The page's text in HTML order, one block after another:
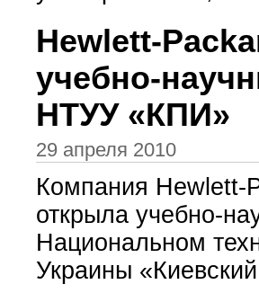
Hewlett-
учебно-
НТУУ «КПИ»
29 апреля 2010
Компания Hewlett-
открыла учебно-
Национальном
Украины